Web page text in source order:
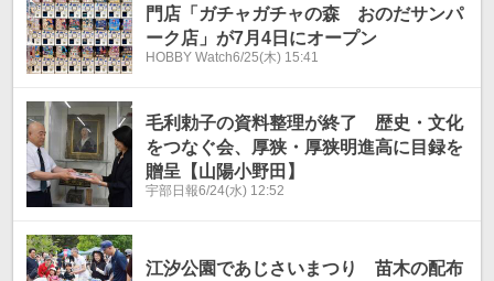
門店「ガチャガチャの森 おのだサンパ
ーク店」が7月4日にオープン
HOBBY Watch6/25(木) 15:41
毛利勅子の資料整理が終了 歴史・文化
をつなぐ会、厚狭・厚狭明進高に目録を
贈呈【山陽小野田】
宇部日報6/24(水) 12:52
江汐公園であじさいまつり 苗木の配布